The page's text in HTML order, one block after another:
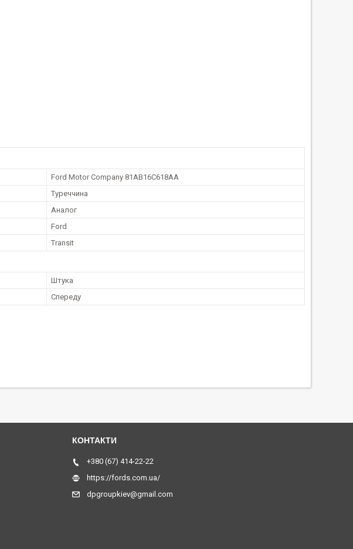
Ford Motor Company 81AB16C618AA
Туреччина
Аналог
Ford
Transit
Штука
Спереду
+380 (67) 414-22-22
https://fords.com.ua/
dpgroupkiev@gmail.com